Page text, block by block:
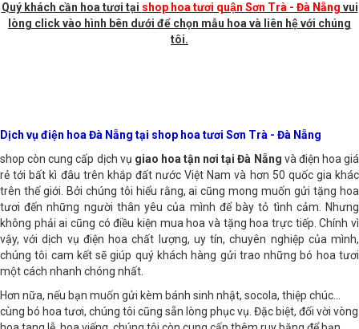
Quý khách cần hoa tươi tạishop hoa tươi quận Sơn Trà - Đà Nẵngvui
lòng click vào hình bên dưới để chọn mẫu hoa và liên hệ với chúng
tôi.
Dịch vụ điện hoa Đà Nẵng tại shop hoa tươi Sơn Trà - Đà Nẵng
shop còn cung cấp dịch vụ giao hoa tận nơi tại Đà Nẵngvà điện hoa giá
rẻ tới bất kì đâu trên khắp đất nước Việt Nam và hơn 50 quốc gia khác
trên thế giới. Bởi chúng tôi hiểu rằng, ai cũng mong muốn gửi tặng hoa
tươi đến những người thân yêu của mình để bày tỏ tình cảm. Nhưng
không phải ai cũng có điều kiện mua hoa và tặng hoa trực tiếp. Chính vì
vậy, với dịch vụ điện hoa chất lượng, uy tín, chuyên nghiệp của mình,
chúng tôi cam kết sẽ giúp quý khách hàng gửi trao những bó hoa tươi
một cách nhanh chóng nhất.
Hơn nữa, nếu bạn muốn gửi kèm bánh sinh nhật, socola, thiệp chúc…
cùng bó hoa tươi, chúng tôi cũng sẵn lòng phục vụ. Đặc biệt, đối vời vòng